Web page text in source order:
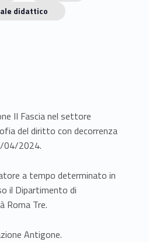
didattico
II Fascia nel settore
del diritto con decorrenza
04/2024.
a tempo determinato in
il Dipartimento di
Roma Tre.
Antigone.